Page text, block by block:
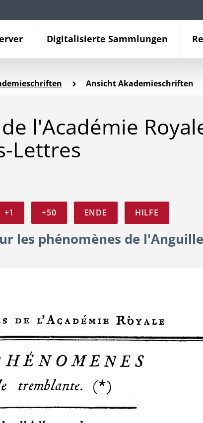
Digitalisierte Sammlungen
Ansicht Akademieschriften
l'Académie
Lettres
+1 +50 ENDE HILFE
les phénomènes de l'Anguille